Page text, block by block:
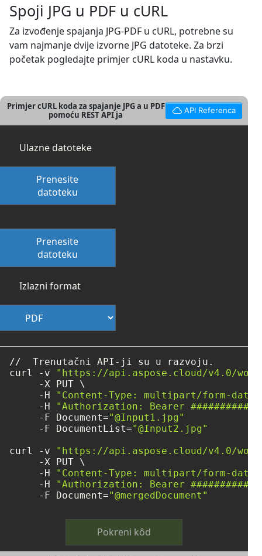
Spoji JPG u PDF u cURL
Za izvođenje spajanja JPG-PDF u cURL, potrebne su
vam najmanje dvije izvorne JPG datoteke. Za brzi
početak pogledajte primjer cURL koda u nastavku.
Primjer cURL koda za spajanje JPG a u PDF
pomoću REST API ja
API Referenca
Ulazne datoteke
Prenesite
datoteku
Prenesite
datoteku
Izlazni format
//  Trenutačni API-ji su u razvoju.
curl -v
"https://api.aspose.cloud/v4.0/
     -X PUT \
     -H
"Content-Type: multipart/form-data"
     -H
"Authorization: Bearer
     -F Document=
"@Input1.jpg"
     -F DocumentList=
"@Input2.jpg"
curl -v
"https://api.aspose.cloud/v4.0/
     -X PUT \
     -H
"Content-Type: multipart/form-data"
     -H
"Authorization: Bearer
     -F Document=
"@mergedDocument"
Pokreni kôd